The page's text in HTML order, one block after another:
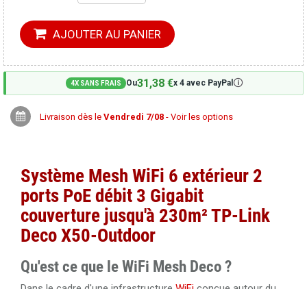
AJOUTER AU PANIER
4X SANS FRAIS Ou31,38 €x 4 avec PayPal 🛈
Livraison dès le Vendredi 7/08 - Voir les options
Système Mesh WiFi 6 extérieur 2
ports PoE débit 3 Gigabit
couverture jusqu'à 230m² TP-Link
Deco X50-Outdoor
Qu'est ce que le WiFi Mesh Deco ?